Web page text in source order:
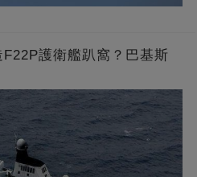
護衛艦趴窩？巴基斯